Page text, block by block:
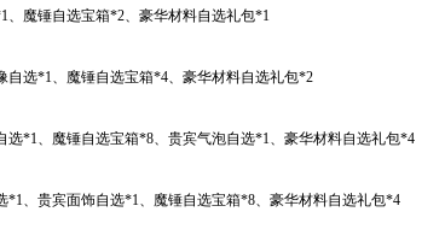
、魔锤自选宝箱*2、豪华材料自选礼包*1
自选*1、魔锤自选宝箱*4、豪华材料自选礼包*2
选*1、魔锤自选宝箱*8、贵宾气泡自选*1、豪华材料自选礼包*4
*1、贵宾面饰自选*1、魔锤自选宝箱*8、豪华材料自选礼包*4